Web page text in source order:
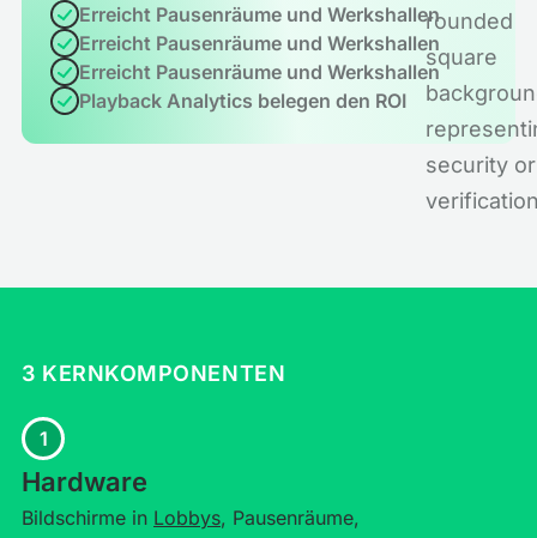
Erreicht Pausenräume und Werkshallen
Erreicht Pausenräume und Werkshallen
Erreicht Pausenräume und Werkshallen
Playback Analytics belegen den ROI
3 KERNKOMPONENTEN
1
Hardware
Bildschirme in Lobbys, Pausenräume,